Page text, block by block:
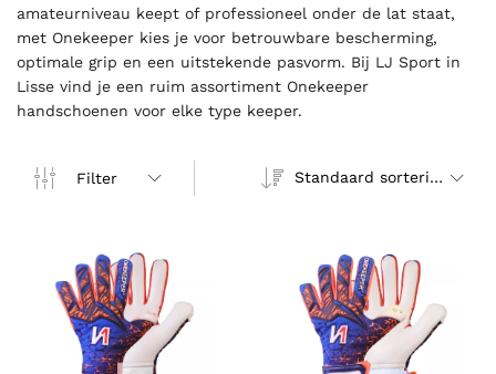
amateurniveau keept of professioneel onder de lat staat,
met Onekeeper kies je voor betrouwbare bescherming,
optimale grip en een uitstekende pasvorm. Bij LJ Sport in
Lisse vind je een ruim assortiment Onekeeper
handschoenen voor elke type keeper.
Filter Standaard sortering